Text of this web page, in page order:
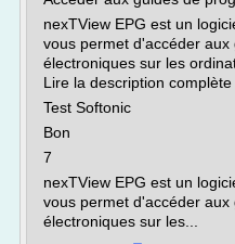
nexTView EPG est un
vous permet d'accéder
électroniques sur les
Lire la description complète
Test Softonic
Bon
7
nexTView EPG est un
vous permet d'accéder
électroniques sur les...